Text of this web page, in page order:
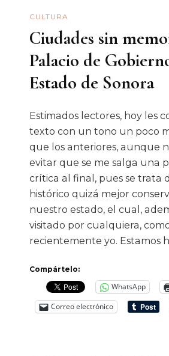
CULTURA
Ciudades sin
Palacio de
Estado de Sonora
Estimados lectores, hoy les
texto con un tono un poco
que los anteriores, aunque
evitar que se me salga una
crítica al final, pues se trata
histórico quizá mejor
nuestro estado, el cual,
visitado por cualquiera,
recientemente yo. Estamos
Compártelo:
WhatsApp
Correo electrónico